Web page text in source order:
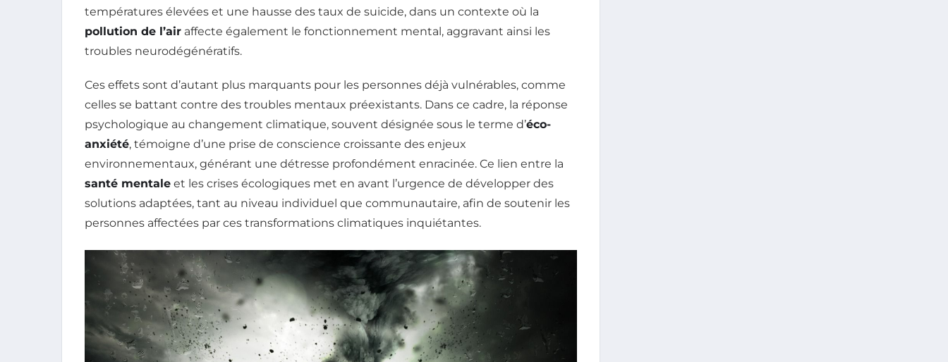
températures élevées et une hausse des taux de suicide, dans un contexte où la
pollution de l’air affecte également le fonctionnement mental, aggravant ainsi les
troubles neurodégénératifs.
Ces effets sont d’autant plus marquants pour les personnes déjà vulnérables, comme
celles se battant contre des troubles mentaux préexistants. Dans ce cadre, la réponse
psychologique au changement climatique, souvent désignée sous le terme d’éco-
anxiété, témoigne d’une prise de conscience croissante des enjeux
environnementaux, générant une détresse profondément enracinée. Ce lien entre la
santé mentale et les crises écologiques met en avant l’urgence de développer des
solutions adaptées, tant au niveau individuel que communautaire, afin de soutenir les
personnes affectées par ces transformations climatiques inquiétantes.